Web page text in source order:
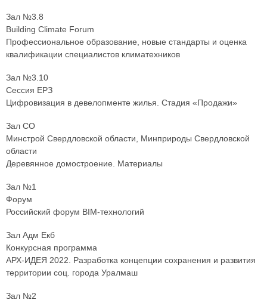
Зал №3.8
Building Climate Forum
Профессиональное образование, новые стандарты и оценка
квалификации специалистов климатехников
Зал №3.10
Сессия ЕРЗ
Цифровизация в девелопменте жилья. Стадия «Продажи»
Зал СО
Минстрой Свердловской области, Минприроды Свердловской
области
Деревянное домостроение. Материалы
Зал №1
Форум
Российский форум BIM-технологий
Зал Адм Екб
Конкурсная программа
АРХ-ИДЕЯ 2022. Разработка концепции сохранения и развития
территории соц. города Уралмаш
Зал №2